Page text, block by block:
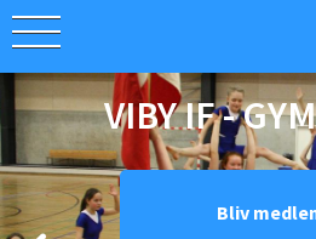
VIBY IF -
Bliv